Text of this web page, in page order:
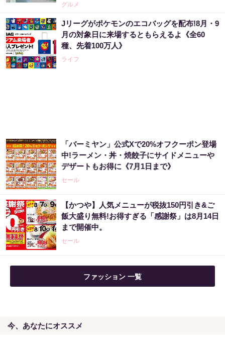
グルメ
Jリーグがポケモンのエコバッグを配布!8月・9
月の対象日に来場するともらえるよ《全60
種、先着100万人》
ライフ
「バーミヤン」公式Xで20%オフクーポン登場
中!ラーメン・丼・焼餃子にサイドメニューや
デザートもお得に《7月1日まで》
セール
【かつや】人気メニューが税抜150円引き&ご
飯大盛り無料!お得すぎる「感謝祭」は8月14日
まで開催中。
セール
ファッション 一覧
今、あなたにオススメ